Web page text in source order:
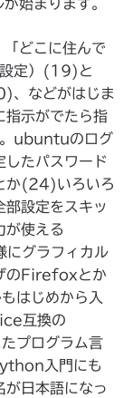
始まります。
どこに住んで
設定）(19)と
、などがはじま
指示がでたら指
ubuntuのログ
したパスワード
か(24)いろいろ
設定をスキッ
が使える
グラフィカル
のFirefoxとか
はじめから入
互換の
プログラム言
入門にも
が日本語になっ